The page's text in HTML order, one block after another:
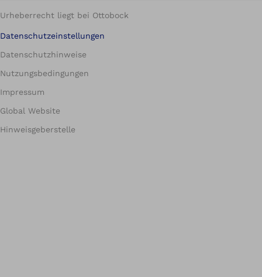
Urheberrecht liegt bei Ottobock
Datenschutzeinstellungen
Datenschutzhinweise
Nutzungsbedingungen
Impressum
Global Website
Hinweisgeberstelle